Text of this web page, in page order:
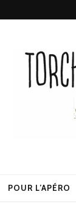
POUR L’APÉRO